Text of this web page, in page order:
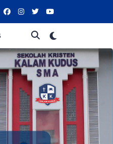
DATANG DI SEKOLAH